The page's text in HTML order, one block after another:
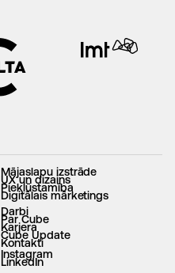
Mājaslapu izstrāde
UX un dizains
Piekļūstamība
Digitālais mārketings
Darbi
Par Cube
Karjera
Cube Update
Kontakti
Instagram
LinkedIn